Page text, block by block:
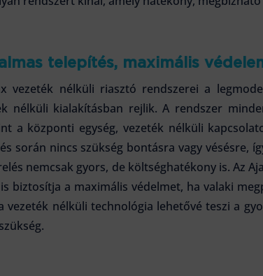
telepítés, maximális
vezeték nélküli riasztó rendszerei a
nélküli kialakításban rejlik. A rendszer
a központi egység, vezeték nélküli
során nincs szükség bontásra vagy vésésre,
nemcsak gyors, de költséghatékony is. Az
biztosítja a maximális védelmet, ha valaki
vezeték nélküli technológia lehetővé teszi a